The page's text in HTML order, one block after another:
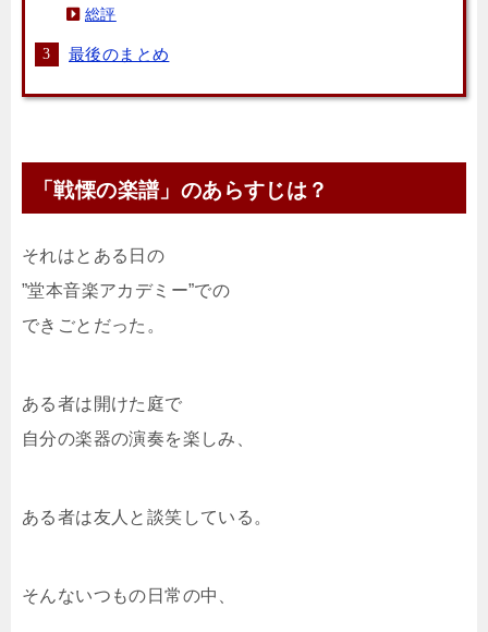
総評
最後のまとめ
「戦慄の楽譜」のあらすじは？
それはとある日の
”堂本音楽アカデミー”での
できごとだった。
ある者は開けた庭で
自分の楽器の演奏を楽しみ、
ある者は友人と談笑している。
そんないつもの日常の中、